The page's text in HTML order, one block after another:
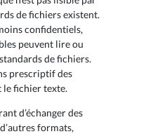
de fichiers existent.
confidentiels,
peuvent lire ou
de fichiers.
prescriptif des
le fichier texte.
d’échanger des
formats,